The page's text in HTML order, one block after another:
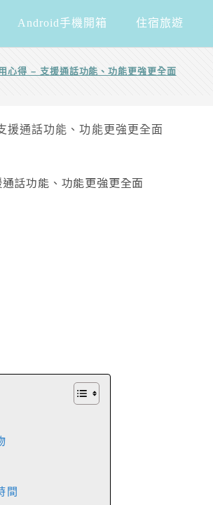
Android手機開箱 住宿旅遊
得 – 支援通話功能、功能更強更全面
話功能、功能更強更全面
間